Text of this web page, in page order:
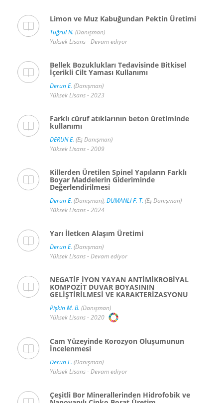
Limon ve Muz Kabuğundan Pektin Üretimi
Tuğrul N. (Danışman)
Yüksek Lisans - Devam ediyor
Bellek Bozuklukları Tedavisinde Bitkisel
İçerikli Cilt Yaması Kullanımı
Derun E. (Danışman)
Yüksek Lisans - 2023
Farklı cüruf atıklarının beton üretiminde
kullanımı
DERUN E. (Eş Danışman)
Yüksek Lisans - 2009
Killerden Üretilen Spinel Yapıların Farklı
Boyar Maddelerin Gideriminde
Değerlendirilmesi
Derun E. (Danışman), DUMANLI F. T. (Eş Danışman)
Yüksek Lisans - 2024
Yarı İletken Alaşım Üretimi
Derun E. (Danışman)
Yüksek Lisans - Devam ediyor
NEGATİF İYON YAYAN ANTİMİKROBİYAL
KOMPOZİT DUVAR BOYASININ
GELİŞTİRİLMESİ VE KARAKTERİZASYONU
Pişkin M. B. (Danışman)
Yüksek Lisans - 2020
Cam Yüzeyinde Korozyon Oluşumunun
İncelenmesi
Derun E. (Danışman)
Yüksek Lisans - Devam ediyor
Çeşitli Bor Minerallerinden Hidrofobik ve